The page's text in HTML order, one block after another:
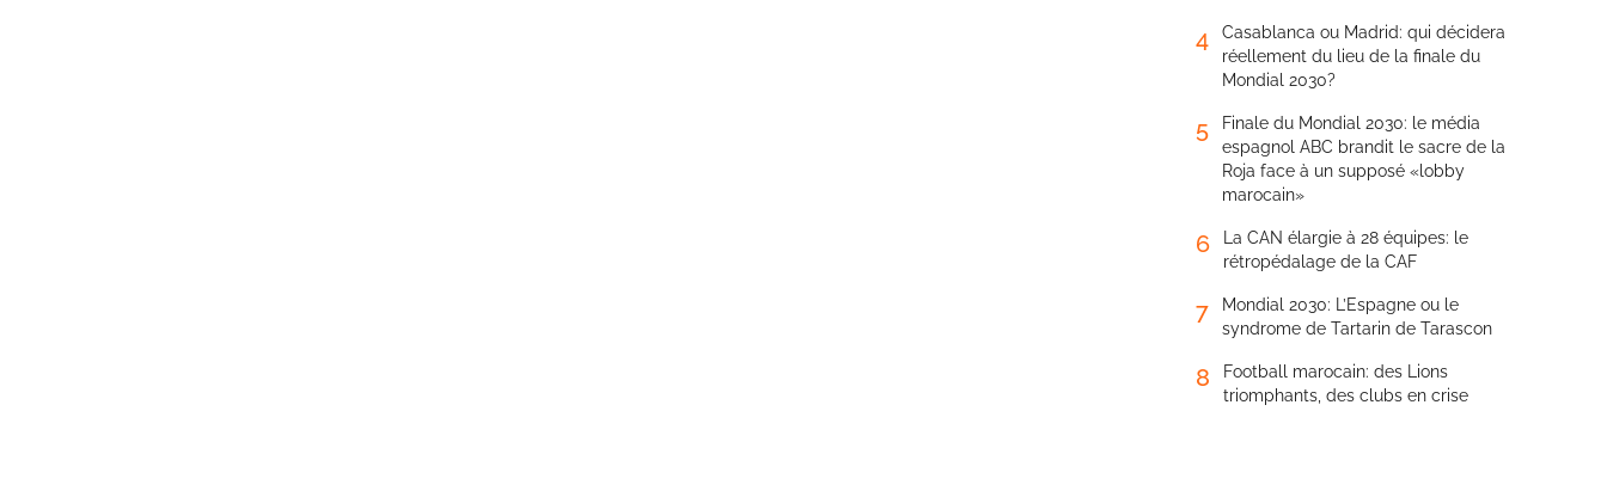
4
Casablanca ou Madrid: qui décidera
réellement du lieu de la finale du
Mondial 2030?
5
Finale du Mondial 2030: le média
espagnol ABC brandit le sacre de la
Roja face à un supposé «lobby
marocain»
6
La CAN élargie à 28 équipes: le
rétropédalage de la CAF
7
Mondial 2030: L’Espagne ou le
syndrome de Tartarin de Tarascon
8
Football marocain: des Lions
triomphants, des clubs en crise